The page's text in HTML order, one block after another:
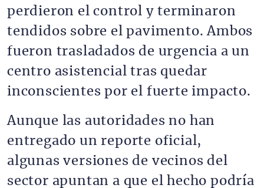
perdieron el control y terminaron
tendidos sobre el pavimento. Ambos
fueron trasladados de urgencia a un
centro asistencial tras quedar
inconscientes por el fuerte impacto.
Aunque las autoridades no han
entregado un reporte oficial,
algunas versiones de vecinos del
sector apuntan a que el hecho podría